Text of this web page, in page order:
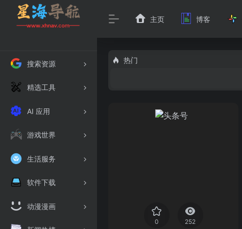
搜索资源
精选工具
AI 应用
游戏世界
生活服务
软件下载
动漫漫画
主页 博客
热门
0 252